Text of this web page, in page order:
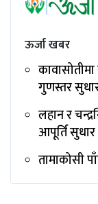
ऊर्जा खबर
गुणस्तर
लहान र
आपूर्ति
तामाकोसी